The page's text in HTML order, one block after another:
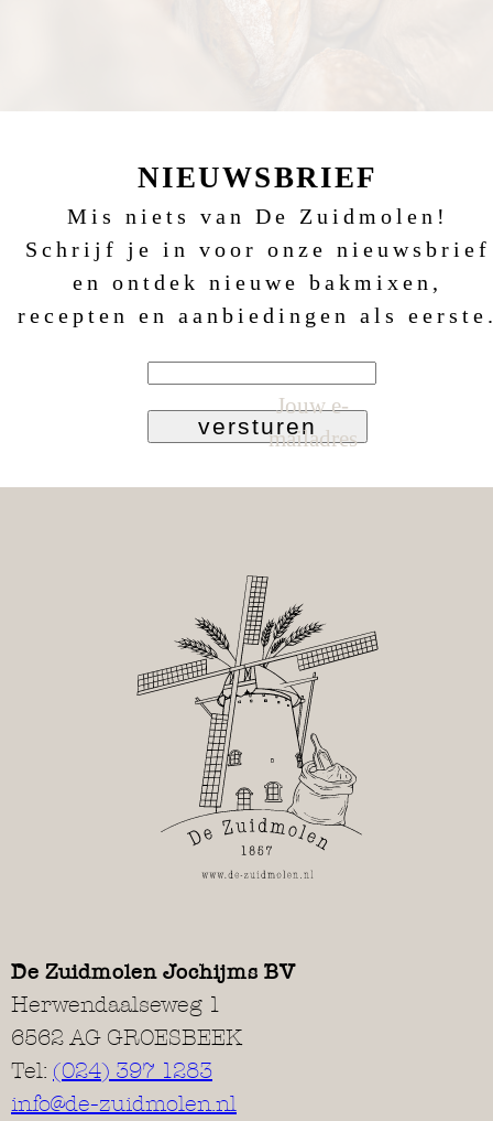
NIEUWSBRIEF
Mis niets van De Zuidmolen!
Schrijf je in voor onze nieuwsbrief
en ontdek nieuwe bakmixen,
recepten en aanbiedingen als
Jouw e-
mailadres
versturen
De Zuidmolen Jochijms BV
Herwendaalseweg 1
6562 AG GROESBEEK
Tel: (024) 397 1283
info@de-zuidmolen.nl